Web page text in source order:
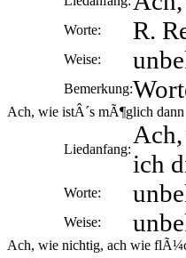
Worte: R.
Weise:
Bemerkung:
Ach, wie istÂ´s mÃ¶glich dann
Liedanfang:
ich
Worte:
Weise:
Ach, wie nichtig, ach wie